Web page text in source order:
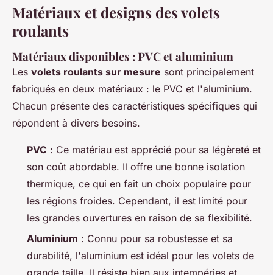
Matériaux et designs des volets
roulants
Matériaux disponibles : PVC et aluminium
Les volets roulants sur mesure sont principalement
fabriqués en deux matériaux : le PVC et l'aluminium.
Chacun présente des caractéristiques spécifiques qui
répondent à divers besoins.
PVC : Ce matériau est apprécié pour sa légèreté et
son coût abordable. Il offre une bonne isolation
thermique, ce qui en fait un choix populaire pour
les régions froides. Cependant, il est limité pour
les grandes ouvertures en raison de sa flexibilité.
Aluminium : Connu pour sa robustesse et sa
durabilité, l'aluminium est idéal pour les volets de
grande taille. Il résiste bien aux intempéries et